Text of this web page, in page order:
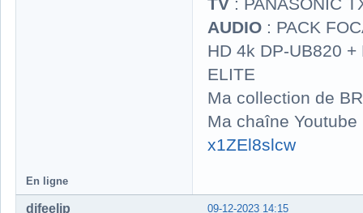
AUDIO : PACK
HD 4k DP-UB820
ELITE
Ma collection de
Ma chaîne
x1ZEl8slcw
En ligne
09-12-2023 14:15
djfeelip